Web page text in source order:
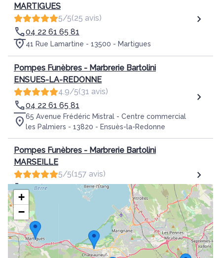
MARTIGUES
5/5(25 avis)
04 22 61 65 81
41 Rue Lamartine - 13500 - Martigues
Pompes Funèbres - Marbrerie Bartolini
ENSUES-LA-REDONNE
4.9/5(31 avis)
04 22 61 65 81
65 Avenue Frédéric Mistral - Centre commercial
les Palmiers - 13820 - Ensuès-la-Redonne
Pompes Funèbres - Marbrerie Bartolini
MARSEILLE
5/5(157 avis)
04 88 60 56 12
164 Rue Rabelais - 13016 - Marseille
+
−